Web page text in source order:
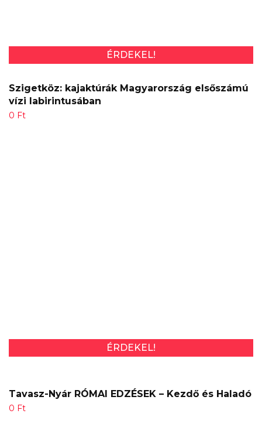
Szigetköz: kajaktúrák Magyarország elsőszámú
vízi labirintusában
0 Ft
ÉRDEKEL!
Tavasz-Nyár RÓMAI EDZÉSEK – Kezdő és Haladó
0 Ft
ÉRDEKEL!